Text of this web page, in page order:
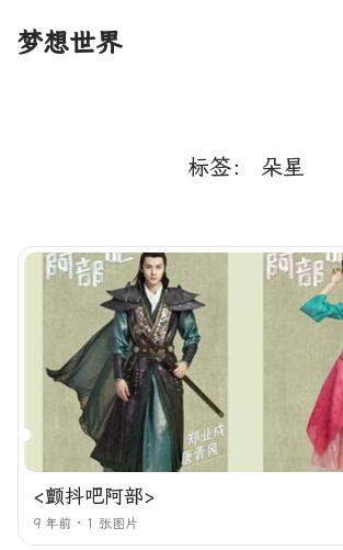
梦想世界
标签： 朵星
<颤抖吧阿部>
9 年前 1 张图片